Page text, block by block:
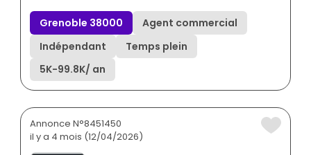
Grenoble 38000
Agent commercial
Indépendant
Temps plein
5K-99.8K/ an
Annonce N°8451450
il y a 4 mois (12/04/2026)